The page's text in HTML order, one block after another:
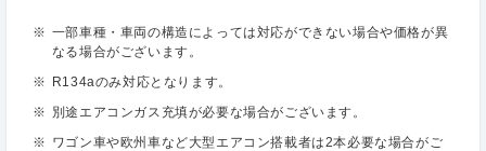
一部車種・車両の構造によっては対応ができない場合や価格が異
なる場合がございます。
R134aのみ対応となります。
別途エアコンガス充填が必要な場合がございます。
ワゴン車や欧州車など大型エアコン搭載者は2本必要な場合がご